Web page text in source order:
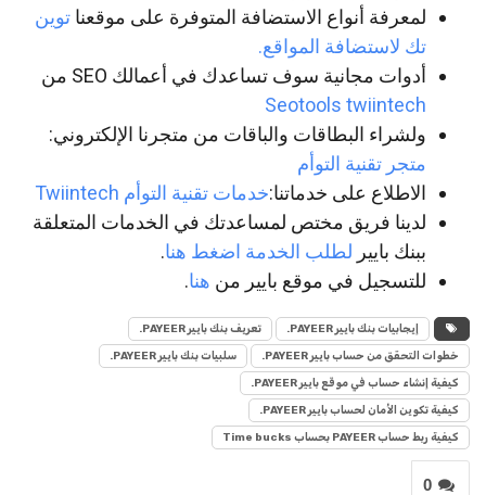
لمعرفة أنواع الاستضافة المتوفرة على موقعنا توين
تك لاستضافة المواقع.
أدوات مجانية سوف تساعدك في أعمالك SEO من
Seotools twiintech
ولشراء البطاقات والباقات من متجرنا الإلكتروني:
متجر تقنية التوأم
الاطلاع على خدماتنا:خدمات تقنية التوأم Twiintech
لدينا فريق مختص لمساعدتك في الخدمات المتعلقة
ببنك بايير لطلب الخدمة اضغط هنا.
للتسجيل في موقع بايير من هنا.
إيجابيات بنك بايير PAYEER. تعريف بنك بايير PAYEER.
خطوات التحقق من حساب بايير PAYEER. سلبيات بنك بايير PAYEER.
كيفية إنشاء حساب في موقع بايير PAYEER.
كيفية تكوين الأمان لحساب بايير PAYEER.
كيفية ربط حساب PAYEER بحساب Time bucks
0